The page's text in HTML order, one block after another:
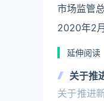
市场监管
2020年2
延伸阅读
关于推
关于推进